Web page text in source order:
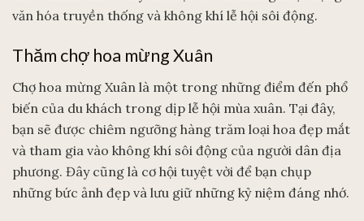
văn hóa truyền thống và không khí lễ hội sôi động.
Thăm chợ hoa mừng Xuân
Chợ hoa mừng Xuân là một trong những điểm đến phổ
biến của du khách trong dịp lễ hội mùa xuân. Tại đây,
bạn sẽ được chiêm ngưỡng hàng trăm loại hoa đẹp mắt
và tham gia vào không khí sôi động của người dân địa
phương. Đây cũng là cơ hội tuyệt vời để bạn chụp
những bức ảnh đẹp và lưu giữ những kỷ niệm đáng nhớ.